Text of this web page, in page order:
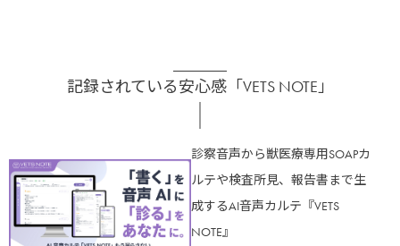
記録されている安心感「VETS NOTE」
診察音声から獣医療専用SOAPカ
ルテや検査所見、報告書まで生
成するAI音声カルテ『VETS
NOTE』